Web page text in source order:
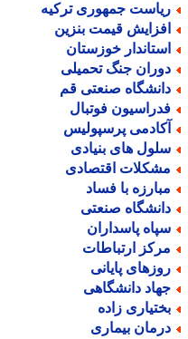
جمهوری ترکیه
قیمت بنزین
خوزستان
جنگ تحمیلی
صنعتی قم
فوتبال
پرسپولیس
های بنیادی
اقتصادی
با فساد
صنعتی
پاسداران
ارتباطات
پایانی
دانشگاهی
زاده
بیماری